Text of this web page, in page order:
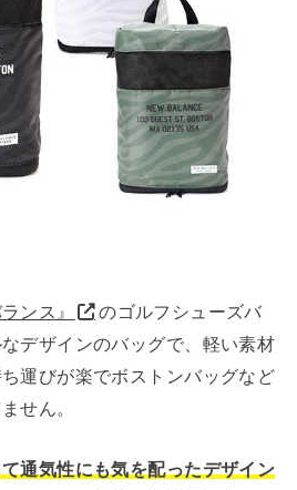
ンス』
のゴルフシューズバ
デザインのバッグで、軽い素材
運びが楽でボストンバッグなど
せん。
通気性にも気を配ったデザイン